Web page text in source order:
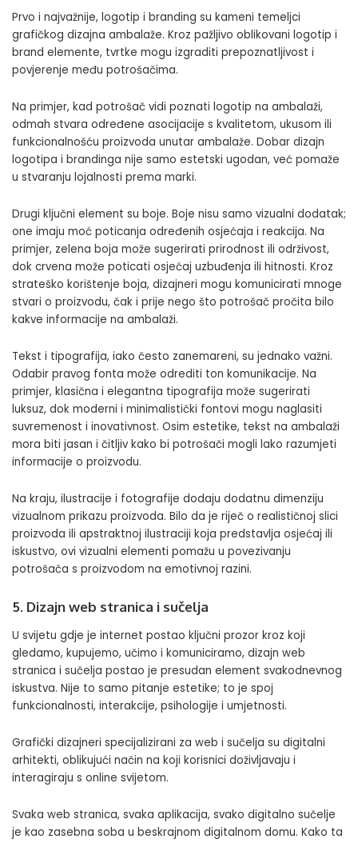
Prvo i najvažnije, logotip i branding su kameni temeljci
grafičkog dizajna ambalaže. Kroz pažljivo oblikovani logotip i
brand elemente, tvrtke mogu izgraditi prepoznatljivost i
povjerenje među potrošačima.
Na primjer, kad potrošač vidi poznati logotip na ambalaži,
odmah stvara određene asocijacije s kvalitetom, ukusom ili
funkcionalnošću proizvoda unutar ambalaže. Dobar dizajn
logotipa i brandinga nije samo estetski ugodan, već pomaže
u stvaranju lojalnosti prema marki.
Drugi ključni element su boje. Boje nisu samo vizualni dodatak;
one imaju moć poticanja određenih osjećaja i reakcija. Na
primjer, zelena boja može sugerirati prirodnost ili održivost,
dok crvena može poticati osjećaj uzbuđenja ili hitnosti. Kroz
strateško korištenje boja, dizajneri mogu komunicirati mnoge
stvari o proizvodu, čak i prije nego što potrošač pročita bilo
kakve informacije na ambalaži.
Tekst i tipografija, iako često zanemareni, su jednako važni.
Odabir pravog fonta može odrediti ton komunikacije. Na
primjer, klasična i elegantna tipografija može sugerirati
luksuz, dok moderni i minimalistički fontovi mogu naglasiti
suvremenost i inovativnost. Osim estetike, tekst na ambalaži
mora biti jasan i čitljiv kako bi potrošači mogli lako razumjeti
informacije o proizvodu.
Na kraju, ilustracije i fotografije dodaju dodatnu dimenziju
vizualnom prikazu proizvoda. Bilo da je riječ o realističnoj slici
proizvoda ili apstraktnoj ilustraciji koja predstavlja osjećaj ili
iskustvo, ovi vizualni elementi pomažu u povezivanju
potrošača s proizvodom na emotivnoj razini.
5. Dizajn web stranica i sučelja
U svijetu gdje je internet postao ključni prozor kroz koji
gledamo, kupujemo, učimo i komuniciramo, dizajn web
stranica i sučelja postao je presudan element svakodnevnog
iskustva. Nije to samo pitanje estetike; to je spoj
funkcionalnosti, interakcije, psihologije i umjetnosti.
Grafički dizajneri specijalizirani za web i sučelja su digitalni
arhitekti, oblikujući način na koji korisnici doživljavaju i
interagiraju s online svijetom.
Svaka web stranica, svaka aplikacija, svako digitalno sučelje
je kao zasebna soba u beskrajnom digitalnom domu. Kako ta